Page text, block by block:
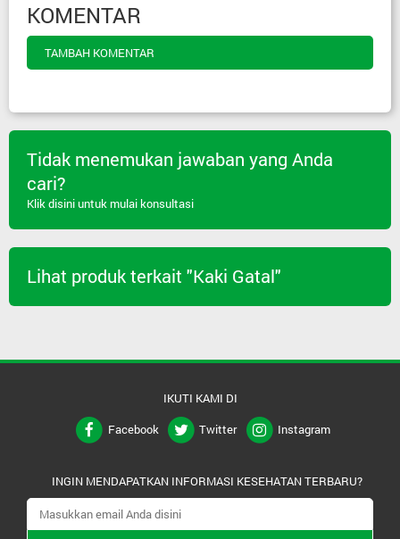
KOMENTAR
TAMBAH KOMENTAR
Tidak menemukan jawaban yang Anda
cari?
Klik disini untuk mulai konsultasi
Lihat produk terkait "Kaki Gatal"
IKUTI KAMI DI
Facebook
Twitter Instagram
INGIN MENDAPATKAN INFORMASI KESEHATAN TERBARU?